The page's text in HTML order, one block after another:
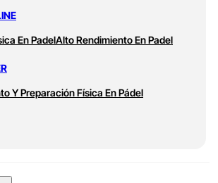
En PadelAlto Rendimiento En Padel
Y Preparación Física En Pádel